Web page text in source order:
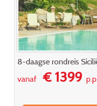
8-daagse rondreis
vanaf€ 1399